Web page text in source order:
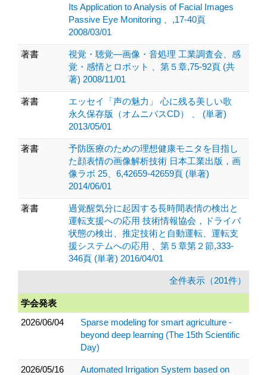
Its Application to Analysis of Facial Images
Passive Eye Monitoring 、,17-40頁
2008/03/01
著書
視覚・聴覚—画像・音処理 工業調査会、感
覚・感情とロボット 、第５章,75-92頁 (共
著) 2008/11/01
著書
エッセイ「声の魅力」 心に残る美しい歌
永久保存版（オムニバスCD） 、 (単著)
2013/05/01
著書
予防医療のための理想健康モニタを目指し
た顔表情の画像解析技術 日本工業出版，画
像ラボ 25、6,42659-42659頁 (単著)
2014/06/01
著書
過覚醒気分に起因する長時間表情の検出と
運転支援への応用 技術情報協会，ドライバ
状態の検出、推定技術と自動運転、運転支
援システムへの応用 、第５章第２節,333-
346頁 (単著) 2016/04/01
全件表示（201件）
学会発表
2026/06/04
Sparse modeling for smart agriculture -
beyond deep learning (The 15th Scientific
Day)
2026/05/16
Automated Irrigation System based on